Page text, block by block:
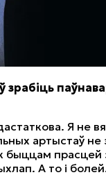
Я не
артыстаў не
быццам прасцей
А то і